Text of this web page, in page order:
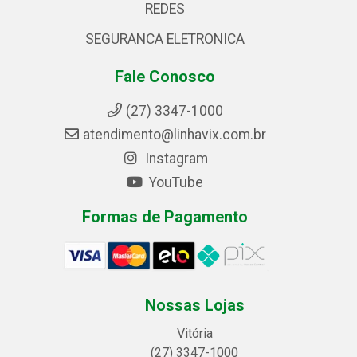
REDES
SEGURANCA ELETRONICA
Fale Conosco
(27) 3347-1000
atendimento@linhavix.com.br
Instagram
YouTube
Formas de Pagamento
Nossas Lojas
Vitória
(27) 3347-1000